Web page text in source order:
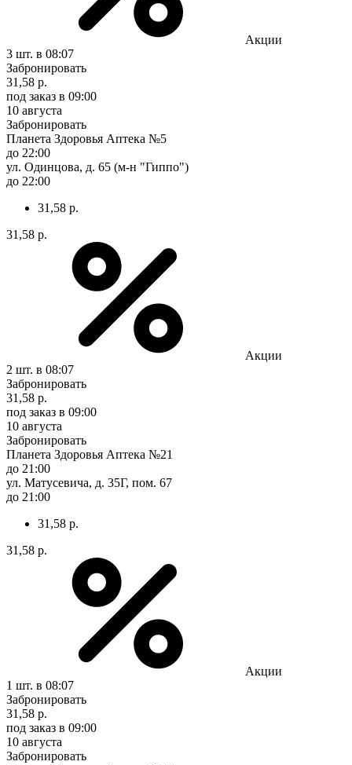
Акции
3 шт. в 08:07
Забронировать
31,58 р.
под заказ в 09:00
10 августа
Забронировать
Планета Здоровья Аптека №5
до 22:00
ул. Одинцова, д. 65 (м-н "Гиппо")
до 22:00
31,58 р.
31,58 р.
Акции
2 шт. в 08:07
Забронировать
31,58 р.
под заказ в 09:00
10 августа
Забронировать
Планета Здоровья Аптека №21
до 21:00
ул. Матусевича, д. 35Г, пом. 67
до 21:00
31,58 р.
31,58 р.
Акции
1 шт. в 08:07
Забронировать
31,58 р.
под заказ в 09:00
10 августа
Забронировать